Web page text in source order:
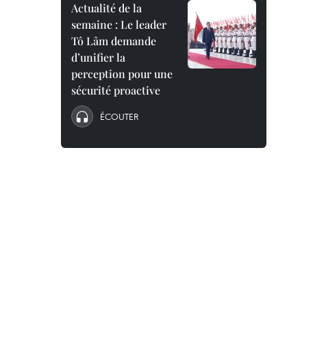
Actualité de la
semaine : Le leader
Tô Lâm demande
d’unifier la
perception pour une
sécurité proactive
ÉCOUTER